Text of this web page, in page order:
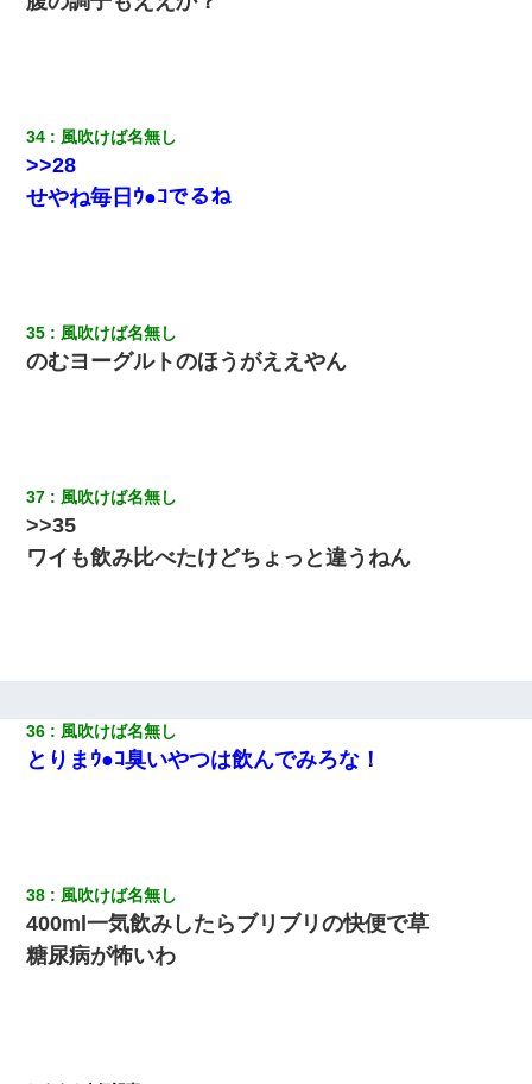
34 風吹けば名無し
>>28
せやね毎日ｳ●ｺでるね
35 風吹けば名無し
のむヨーグルトのほうがええやん
37 風吹けば名無し
>>35
ワイも飲み比べたけどちょっと違うねん
36 風吹けば名無し
とりまｳ●ｺ臭いやつは飲んでみろな！
38 風吹けば名無し
400ml一気飲みしたらブリブリの快便で草
糖尿病が怖いわ